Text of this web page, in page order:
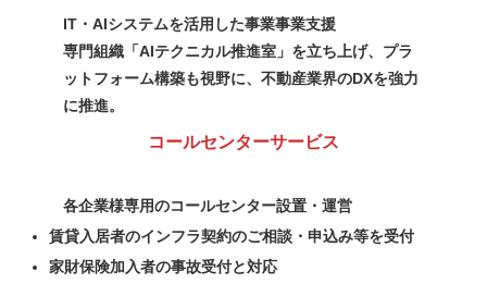
IT・AIシステムを活用した事業事業支援
専門組織「AIテクニカル推進室」を立ち上げ、プラ
ットフォーム構築も視野に、不動産業界のDXを強力
に推進。
コールセンターサービス
各企業様専用のコールセンター設置・運営
賃貸入居者のインフラ契約のご相談・申込み等を受付
家財保険加入者の事故受付と対応